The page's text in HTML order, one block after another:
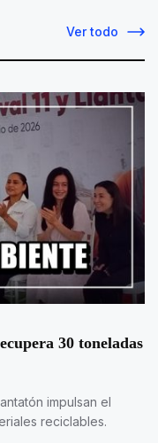
Ver todo
30 toneladas
impulsan el
reciclables.